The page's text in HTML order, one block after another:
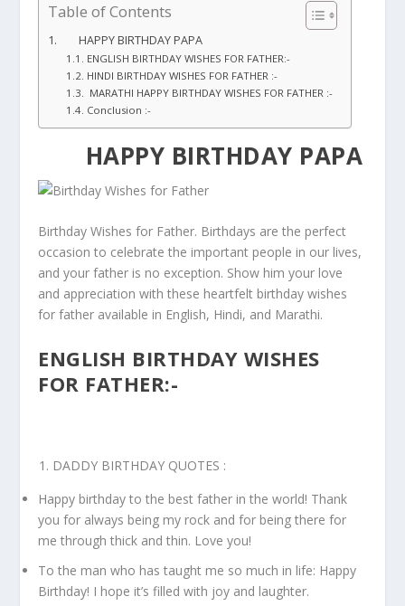
Table of Contents
HAPPY BIRTHDAY PAPA
ENGLISH BIRTHDAY WISHES FOR FATHER:-
HINDI BIRTHDAY WISHES FOR FATHER :-
MARATHI HAPPY BIRTHDAY WISHES FOR FATHER :-
Conclusion :-
HAPPY BIRTHDAY PAPA
Birthday Wishes for Father. Birthdays are the perfect
occasion to celebrate the important people in our lives,
and your father is no exception. Show him your love
and appreciation with these heartfelt birthday wishes
for father available in English, Hindi, and Marathi.
ENGLISH BIRTHDAY WISHES
FOR FATHER:-
DADDY BIRTHDAY QUOTES :
Happy birthday to the best father in the world! Thank
you for always being my rock and for being there for
me through thick and thin. Love you!
To the man who has taught me so much in life: Happy
Birthday! I hope it’s filled with joy and laughter.